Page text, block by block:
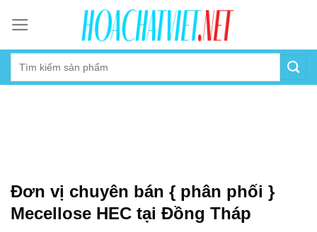
content
Đơn vị chuyên bán { phân phối }
Mecellose HEC tại Đồng Tháp